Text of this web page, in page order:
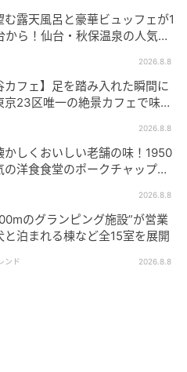
露天風呂と豪華ビュッフェが1
から！仙台・秋保温泉の人気コ
2026.8.8
カフェ】足を踏み入れた瞬間に
京23区唯一の絶景カフェで味わ
2026.8.8
かしくおいしい老舗の味！1950
洋食食堂のポークチャップ！
2026.8.8
のグランピング施設”が営業
泊まれる棟など全15室を展開
ンド 2026.8.8